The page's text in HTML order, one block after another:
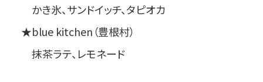
かき氷、サンドイッチ、タピオカ
★blue kitchen（豊根村）
抹茶ラテ、レモネード